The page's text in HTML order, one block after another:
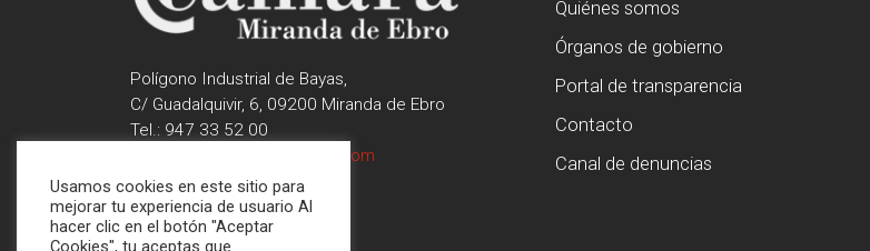
Polígono Industrial de Bayas,
C/ Guadalquivir, 6, 09200 Miranda de Ebro
Tel.: 947 33 52 00
contactar@camaramiranda.com
Quiénes somos
Órganos de gobierno
Portal de transparencia
Contacto
Canal de denuncias
Usamos cookies en este sitio para
mejorar tu experiencia de usuario Al
hacer clic en el botón "Aceptar
Cookies", tu aceptas que